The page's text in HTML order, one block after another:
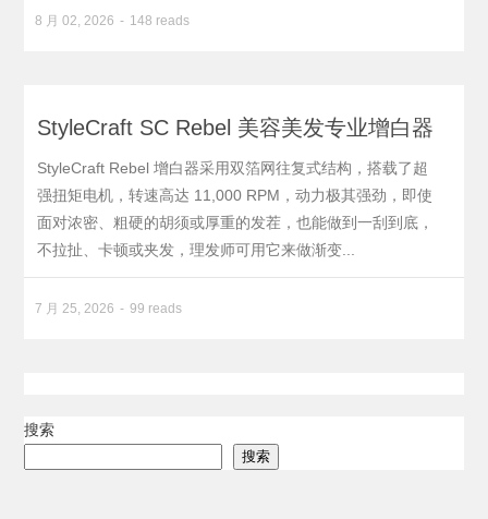
8 月 02, 2026 148 reads
StyleCraft SC Rebel 美容美发专业增白器
StyleCraft Rebel 增白器采用双箔网往复式结构，搭载了超
强扭矩电机，转速高达 11,000 RPM，动力极其强劲，即使
面对浓密、粗硬的胡须或厚重的发茬，也能做到一刮到底，
不拉扯、卡顿或夹发，理发师可用它来做渐变...
7 月 25, 2026 99 reads
搜索
搜索